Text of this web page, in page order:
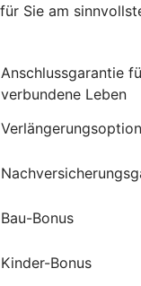
für Sie am
Anschlussgarantie
verbundene Leben
Verlängerungsoption
Bau-Bonus
Kinder-Bonus